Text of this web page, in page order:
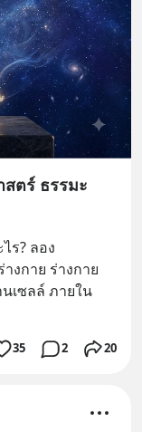
สตร์ ธรรมะ
ร? ลอง
งกาย ร่างกาย
เซลล์ ภายใน
35 2 20